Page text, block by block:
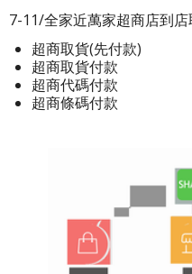
7-11/全家近萬家超商店到
超商取貨(先付款)
超商取貨付款
超商代碼付款
超商條碼付款